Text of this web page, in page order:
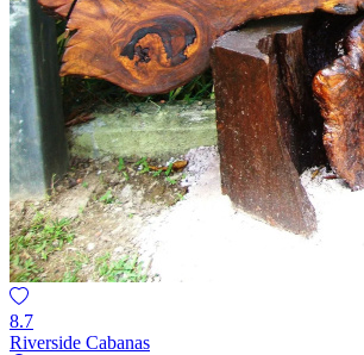
8.7
Riverside Cabanas